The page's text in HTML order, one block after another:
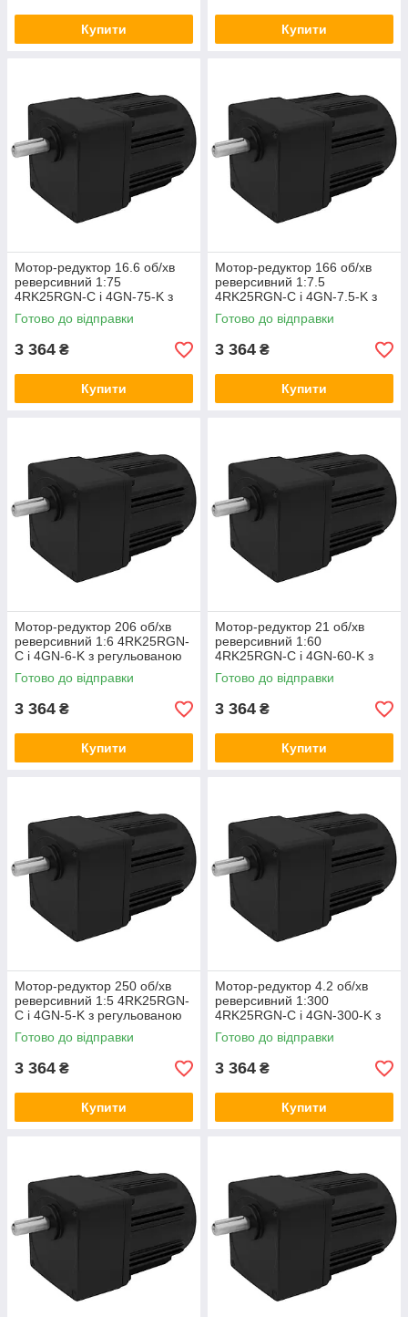
Купити Купити
Мотор-редуктор 16.6 об/хв
реверсивний 1:75
4RK25RGN-C і 4GN-75-K з
регульованою швидкістю
Готово до відправки
3 364 ₴
Купити
Мотор-редуктор 166 об/хв
реверсивний 1:7.5
4RK25RGN-C і 4GN-7.5-K з
регульованою швидкістю
Готово до відправки
3 364 ₴
Купити
Мотор-редуктор 206 об/хв
реверсивний 1:6 4RK25RGN-
C і 4GN-6-K з регульованою
швидкістю, асинхронний
двигун
Готово до відправки
3 364 ₴
Купити
Мотор-редуктор 21 об/хв
реверсивний 1:60
4RK25RGN-C і 4GN-60-K з
регульованою швидкістю
Готово до відправки
3 364 ₴
Купити
Мотор-редуктор 250 об/хв
реверсивний 1:5 4RK25RGN-
C і 4GN-5-K з регульованою
швидкістю, асинхронний
двигун
Готово до відправки
3 364 ₴
Купити
Мотор-редуктор 4.2 об/хв
реверсивний 1:300
4RK25RGN-C і 4GN-300-K з
регульованою швидкістю
Готово до відправки
3 364 ₴
Купити